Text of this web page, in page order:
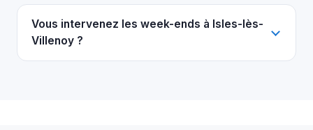
Vous intervenez les week-ends à Isles-lès-
Villenoy ?